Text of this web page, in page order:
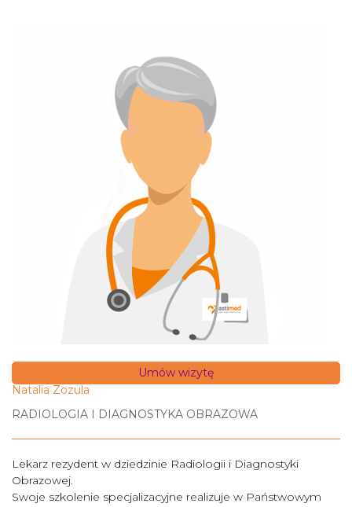
Umów wizytę
Natalia Zozula
RADIOLOGIA I DIAGNOSTYKA OBRAZOWA
Lekarz rezydent w dziedzinie Radiologii i Diagnostyki
Obrazowej.
Swoje szkolenie specjalizacyjne realizuje w Państwowym